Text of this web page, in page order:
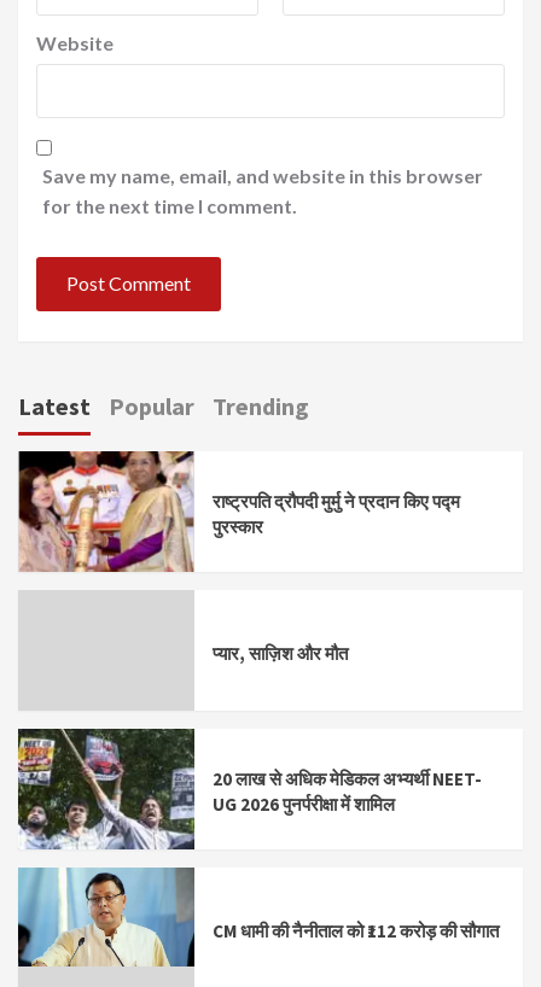
Website
Save my name, email, and website in this browser
for the next time I comment.
Latest Popular Trending
राष्ट्रपति द्रौपदी मुर्मु ने प्रदान किए पद्म
पुरस्कार
प्यार, साज़िश और मौत
20 लाख से अधिक मेडिकल अभ्यर्थी NEET-
UG 2026 पुनर्परीक्षा में शामिल
CM धामी की नैनीताल को ₹112 करोड़ की सौगात